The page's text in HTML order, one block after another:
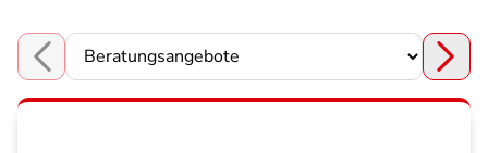
Choose a section